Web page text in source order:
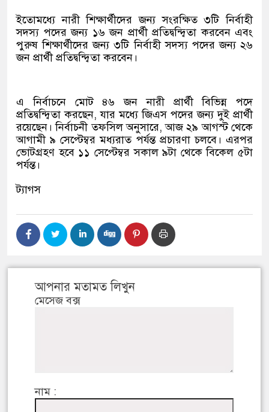
ইতোমধ্যে নারী শিক্ষার্থীদের জন্য সংরক্ষিত ৩টি নির্বাহী
সদস্য পদের জন্য ১৬ জন প্রার্থী প্রতিদ্বন্দ্বিতা করবেন এবং
পুরুষ শিক্ষার্থীদের জন্য ৩টি নির্বাহী সদস্য পদের জন্য ২৬
জন প্রার্থী প্রতিদ্বন্দ্বিতা করবেন।
এ নির্বাচনে মোট ৪৬ জন নারী প্রার্থী বিভিন্ন পদে
প্রতিদ্বন্দ্বিতা করছেন, যার মধ্যে জিএস পদের জন্য দুই প্রার্থী
রয়েছেন। নির্বাচনী তফসিল অনুসারে, আজ ২৯ আগস্ট থেকে
আগামী ৯ সেপ্টেম্বর মধ্যরাত পর্যন্ত প্রচারণা চলবে। এরপর
ভোটগ্রহণ হবে ১১ সেপ্টেম্বর সকাল ৯টা থেকে বিকেল ৫টা
পর্যন্ত।
ট্যাগস
আপনার মতামত লিখুন
মেসেজ বক্স
নাম :